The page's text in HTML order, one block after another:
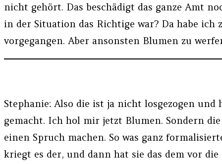
nicht gehört. Das beschädigt das ganze Amt
in der Situation das Richtige war? Da habe
vorgegangen. Aber ansonsten Blumen zu
Stephanie: Also die ist ja nicht losgezogen und
gemacht. Ich hol mir jetzt Blumen. Sondern
einen Spruch machen. So was ganz
kriegt es der, und dann hat sie das dem vor